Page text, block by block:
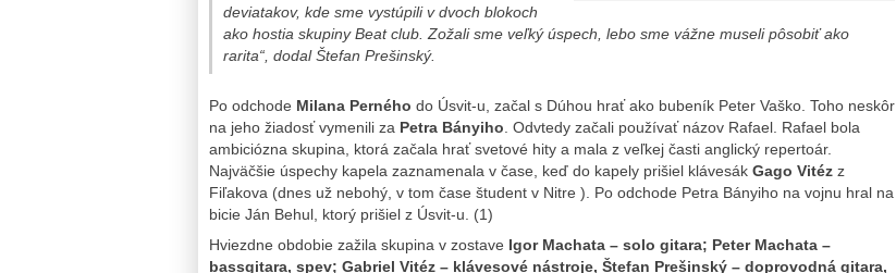
deviatakov, kde sme vystúpili v dvoch blokoch
ako hostia skupiny Beat club. Zožali sme veľký úspech, lebo sme vážne museli pôsobiť ako
rarita“, dodal Štefan Prešinský.
Po odchode Milana Perného do Úsvit-u, začal s Dúhou hrať ako bubeník Peter Vaško. Toho neskôr
na jeho žiadosť vymenili za Petra Bányiho. Odvtedy začali používať názov Rafael. Rafael bola
ambiciózna skupina, ktorá začala hrať svetové hity a mala z veľkej časti anglický repertoár.
Najväčšie úspechy kapela zaznamenala v čase, keď do kapely prišiel klávesák Gago Vitéz z
Fiľakova (dnes už nebohý, v tom čase študent v Nitre ). Po odchode Petra Bányiho na vojnu hral na
bicie Ján Behul, ktorý prišiel z Úsvit-u. (1)
Hviezdne obdobie zažila skupina v zostave Igor Machata – solo gitara; Peter Machata –
bassgitara, spev; Gabriel Vitéz – klávesové nástroje, Štefan Prešinský – doprovodná gitara,